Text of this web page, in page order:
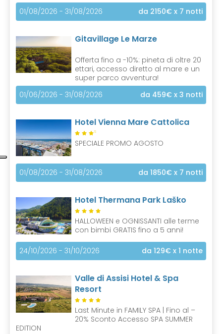
01/08/2026 - 31/08/2026
da 2150€ x 7 notti
Gitavillage Le Marze
Offerta fino a -10%: pineta di oltre 20
ettari, accesso diretto al mare e un
super parco avventura!
01/06/2026 - 31/08/2026
da 459€ x 3 notti
Hotel Vienna Mare Cattolica
S
SPECIALE PROMO AGOSTO
01/08/2026 - 31/08/2026 da 1850€ x 7 notti
Hotel Thermana Park Laško
HALLOWEEN e OGNISSANTI alle terme
con bimbi GRATIS fino a 5 anni!
24/10/2026 - 31/10/2026 da 129€ x 1 notte
Valle di Assisi Hotel & Spa
Resort
Last Minute in FAMILY SPA | Fino al –
20% Sconto Accesso SPA SUMMER
EDITION